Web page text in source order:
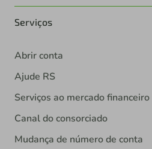
Serviços
Abrir conta
Ajude RS
Serviços ao mercado financeiro
Canal do consorciado
Mudança de número de conta